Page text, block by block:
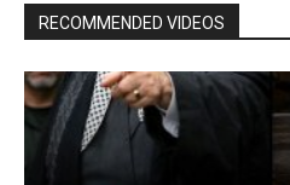
RECOMMENDED VIDEOS